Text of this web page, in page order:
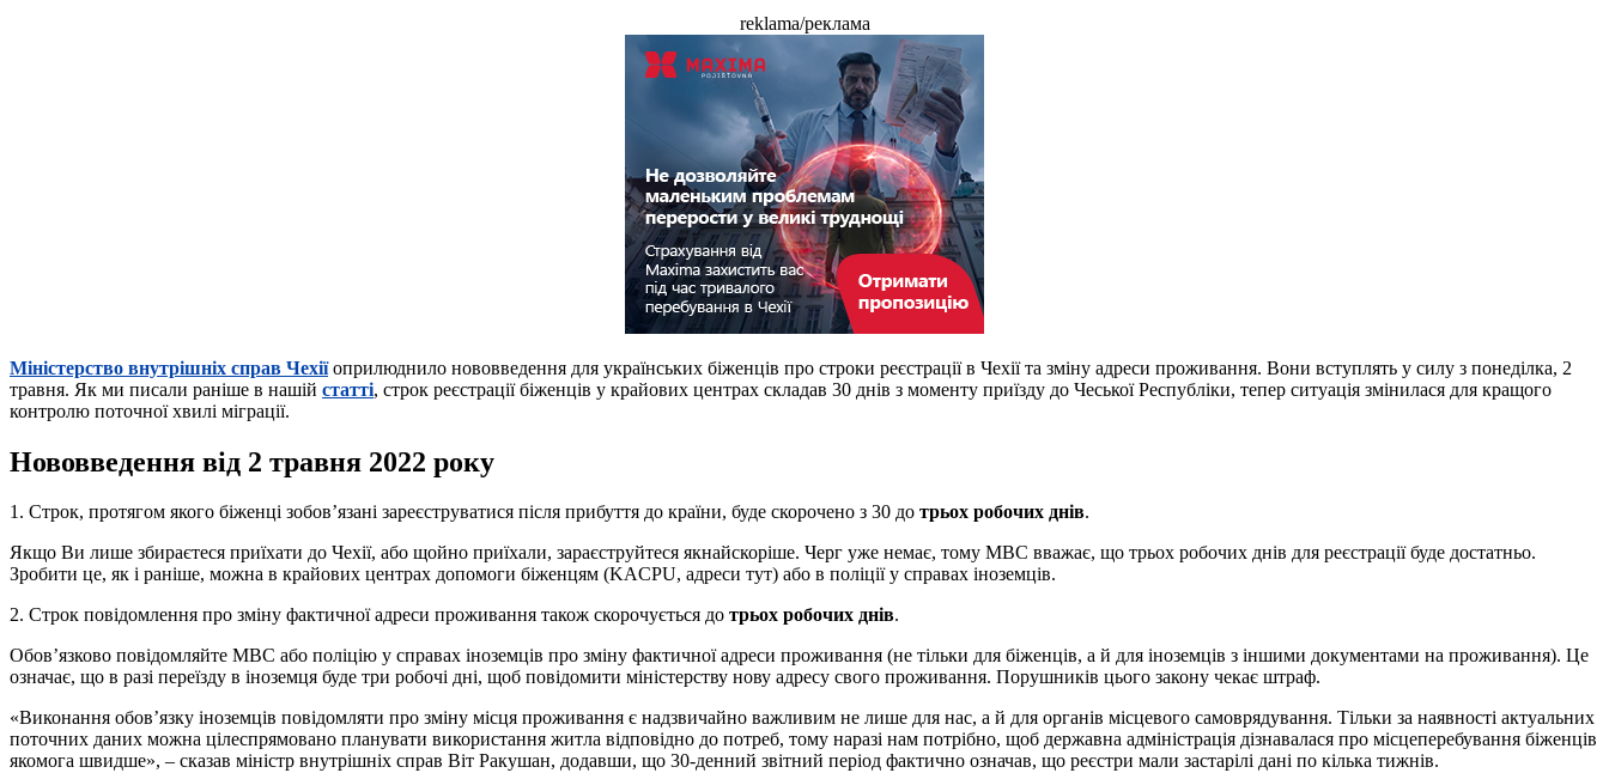
reklama/реклама
Міністерство внутрішніх справ Чехіїоприлюднило нововведення для українських біженців про строки реєстрації в Чехії та зміну адреси проживання. Вони вступлять у силу з понеділка, 2
травня. Як ми писали раніше в нашій статті, строк реєстрації біженців у крайових центрах складав 30 днів з моменту приїзду до Чеської Республіки, тепер ситуація змінилася для кращого
контролю поточної хвилі міграції.
Нововведення від 2 травня 2022 року
1. Строк, протягом якого біженці зобов’язані зареєструватися після прибуття до країни, буде скорочено з 30 до трьох робочих днів.
Якщо Ви лише збираєтеся приїхати до Чехії, або щойно приїхали, зараєструйтеся якнайскоріше. Черг уже немає, тому МВС вважає, що трьох робочих днів для реєстрації буде достатньо.
Зробити це, як і раніше, можна в крайових центрах допомоги біженцям (KACPU, адреси тут) або в поліції у справах іноземців.
2. Строк повідомлення про зміну фактичної адреси проживання також скорочується до трьох робочих днів.
Обов’язково повідомляйте МВС або поліцію у справах іноземців про зміну фактичної адреси проживання (не тільки для біженців, а й для іноземців з іншими документами на проживання). Це
означає, що в разі переїзду в іноземця буде три робочі дні, щоб повідомити міністерству нову адресу свого проживання. Порушників цього закону чекає штраф.
«Виконання обов’язку іноземців повідомляти про зміну місця проживання є надзвичайно важливим не лише для нас, а й для органів місцевого самоврядування. Тільки за наявності актуальних
поточних даних можна цілеспрямовано планувати використання житла відповідно до потреб, тому наразі нам потрібно, щоб державна адміністрація дізнавалася про місцеперебування біженців
якомога швидше», – сказав міністр внутрішніх справ Віт Ракушан, додавши, що 30-денний звітний період фактично означав, що реєстри мали застарілі дані по кілька тижнів.